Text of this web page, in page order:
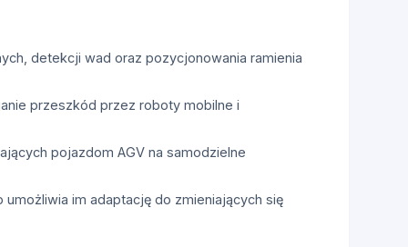
detekcji wad oraz pozycjonowania ramienia
przeszkód przez roboty mobilne i
pojazdom AGV na samodzielne
im adaptację do zmieniających się